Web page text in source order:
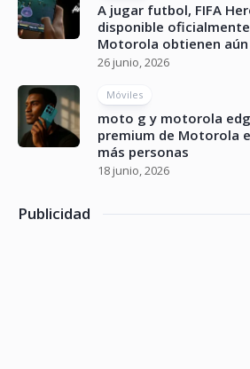
A jugar futbol, FIFA
disponible
Motorola obtienen
26 junio, 2026
Móviles
moto g y motorola
premium de Motorola
más personas
18 junio, 2026
Publicidad